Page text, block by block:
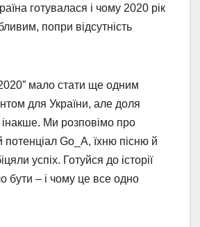
готувалася і чому 2020 рік
попри відсутність
мало стати ще одним
для України, але доля
Ми розповімо про
потенціал Go_A, їхню пісню й
успіх. Готуйся до історії
бути – і чому це все одно